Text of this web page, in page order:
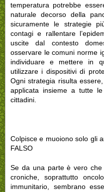
temperatura potrebbe
naturale decorso della
sicuramente le strategie
contagi e rallentare
uscite dal contesto
osservare le comuni norme
individuare e mettere in
utilizzare i dispositivi di
Ogni strategia risulta
applicata insieme a tutte
cittadini.
Colpisce e muoiono solo gli
FALSO
Se da una parte è vero
croniche, soprattutto
immunitario, sembrano